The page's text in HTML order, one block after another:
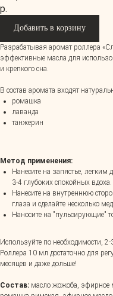
р.
Добавить в корзину
Разрабатывая аромат роллера
эффективные масла для
и крепкого сна.
В состав аромата входят
ромашка
лаванда
танжерин
Метод применения:
Нанесите на запястье, легким
3-4 глубоких спокойных вдоха.
Нанесите на внутреннюю
глаза и сделайте несколько
Наносите на "пульсирующие"
Используйте по необходимости, 2-
Роллера 10 мл достаточно для
месяцев и даже дольше!
Состав: масло жожоба, эфирное